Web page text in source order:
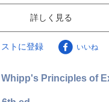
詳しく見る
トに登録 いいね
Principles of